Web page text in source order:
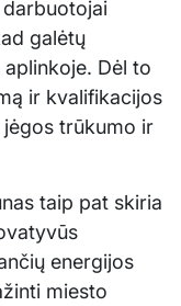
galėtų
Dėl to
ir kvalifikacijos
trūkumo ir
taip pat skiria
energijos
miesto